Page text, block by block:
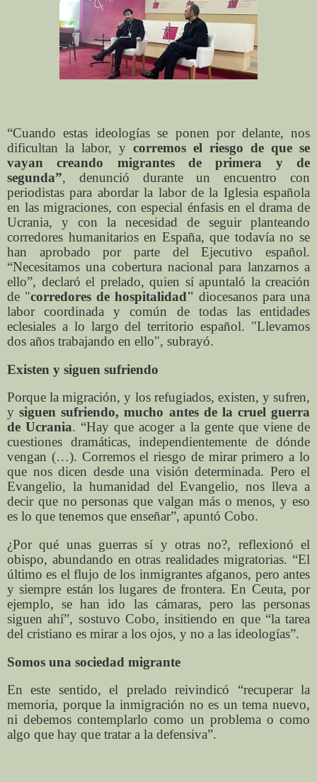
“Cuando estas ideologías se ponen por delante, nos
dificultan la labor, y corremos el riesgo de que se
vayan creando migrantes de primera y de
segunda”, denunció durante un encuentro con
periodistas para abordar la labor de la Iglesia española
en las migraciones, con especial énfasis en el drama de
Ucrania, y con la necesidad de seguir planteando
corredores humanitarios en España, que todavía no se
han aprobado por parte del Ejecutivo español.
“Necesitamos una cobertura nacional para lanzarnos a
ello”, declaró el prelado, quien sí apuntaló la creación
de "corredores de hospitalidad" diocesanos para una
labor coordinada y común de todas las entidades
eclesiales a lo largo del territorio español. "Llevamos
dos años trabajando en ello", subrayó.
Existen y siguen sufriendo
Porque la migración, y los refugiados, existen, y sufren,
ysiguen sufriendo, mucho antes de la cruel guerra
de Ucrania. “Hay que acoger a la gente que viene de
cuestiones dramáticas, independientemente de dónde
vengan (…). Corremos el riesgo de mirar primero a lo
que nos dicen desde una visión determinada. Pero el
Evangelio, la humanidad del Evangelio, nos lleva a
decir que no personas que valgan más o menos, y eso
es lo que tenemos que enseñar”, apuntó Cobo.
¿Por qué unas guerras sí y otras no?, reflexionó el
obispo, abundando en otras realidades migratorias. “El
último es el flujo de los inmigrantes afganos, pero antes
y siempre están los lugares de frontera. En Ceuta, por
ejemplo, se han ido las cámaras, pero las personas
siguen ahí”, sostuvo Cobo, insitiendo en que “la tarea
del cristiano es mirar a los ojos, y no a las ideologías”.
Somos una sociedad migrante
En este sentido, el prelado reivindicó “recuperar la
memoria, porque la inmigración no es un tema nuevo,
ni debemos contemplarlo como un problema o como
algo que hay que tratar a la defensiva”.